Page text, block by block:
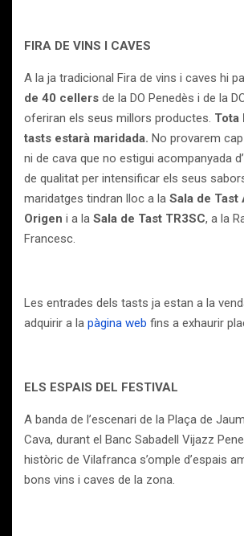
FIRA DE VINS I CAVES
A la ja tradicional Fira de vins i caves hi
de 40 cellers de la DO Penedès i de la
oferiran els seus millors productes. Tota
tasts estarà maridada. No provarem
ni de cava que no estigui acompanyada
de qualitat per intensificar els seus
maridatges tindran lloc a la Sala de Tast
Origen i a la Sala de Tast TR3SC, a la
Francesc.
Les entrades dels tasts ja estan a la
adquirir a la pàgina web fins a exhaurir
ELS ESPAIS DEL FESTIVAL
A banda de l’escenari de la Plaça de
Cava, durant el Banc Sabadell Vijazz
històric de Vilafranca s’omple d’espais
bons vins i caves de la zona.